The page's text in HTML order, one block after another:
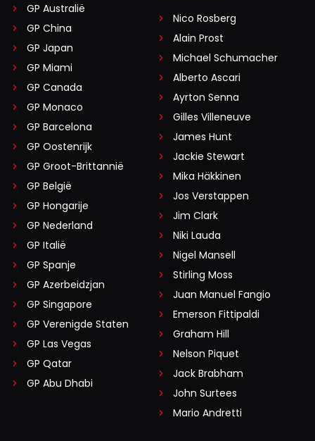
GP Australië
GP China
GP Japan
GP Miami
GP Canada
GP Monaco
GP Barcelona
GP Oostenrijk
GP Groot-Brittannië
GP België
GP Hongarije
GP Nederland
GP Italië
GP Spanje
GP Azerbeidzjan
GP Singapore
GP Verenigde Staten
GP Las Vegas
GP Qatar
GP Abu Dhabi
Nico Rosberg
Alain Prost
Michael Schumacher
Alberto Ascari
Ayrton Senna
Gilles Villeneuve
James Hunt
Jackie Stewart
Mika Häkkinen
Jos Verstappen
Jim Clark
Niki Lauda
Nigel Mansell
Stirling Moss
Juan Manuel Fangio
Emerson Fittipaldi
Graham Hill
Nelson Piquet
Jack Brabham
John Surtees
Mario Andretti